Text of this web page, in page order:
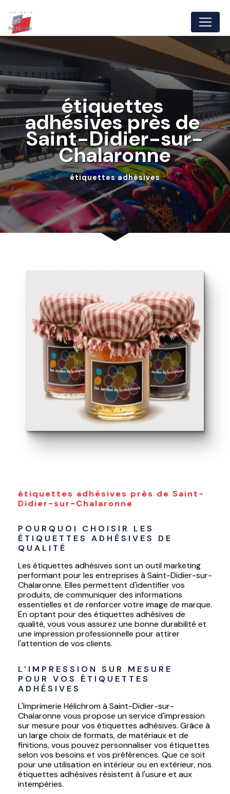
étiquettes
adhésives près de
Saint-Didier-sur-
Chalaronne
étiquettes adhésives
étiquettes adhésives près de Saint-
Didier-sur-Chalaronne
POURQUOI CHOISIR LES
ÉTIQUETTES ADHÉSIVES DE
QUALITÉ
Les étiquettes adhésives sont un outil marketing
performant pour les entreprises à Saint-Didier-sur-
Chalaronne. Elles permettent d'identifier vos
produits, de communiquer des informations
essentielles et de renforcer votre image de marque.
En optant pour des étiquettes adhésives de
qualité, vous vous assurez une bonne durabilité et
une impression professionnelle pour attirer
l'attention de vos clients.
L'IMPRESSION SUR MESURE
POUR VOS ÉTIQUETTES
ADHÉSIVES
L'Imprimerie Hélichrom à Saint-Didier-sur-
Chalaronne vous propose un service d'impression
sur mesure pour vos étiquettes adhésives. Grâce à
un large choix de formats, de matériaux et de
finitions, vous pouvez personnaliser vos étiquettes
selon vos besoins et vos préférences. Que ce soit
pour une utilisation en intérieur ou en extérieur, nos
étiquettes adhésives résistent à l'usure et aux
intempéries.